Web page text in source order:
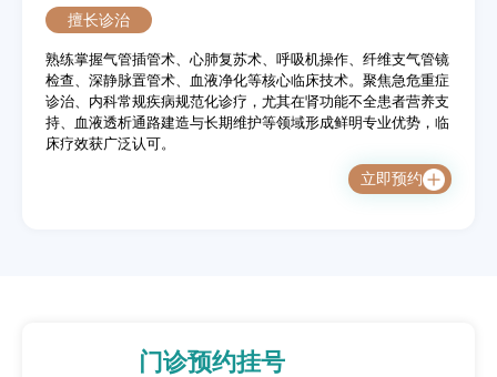
擅长诊治
熟练掌握气管插管术、心肺复苏术、呼吸机操作、纤维支气管镜
检查、深静脉置管术、血液净化等核心临床技术。聚焦急危重症
诊治、内科常规疾病规范化诊疗，尤其在肾功能不全患者营养支
持、血液透析通路建造与长期维护等领域形成鲜明专业优势，临
床疗效获广泛认可。
立即预约
门诊预约挂号